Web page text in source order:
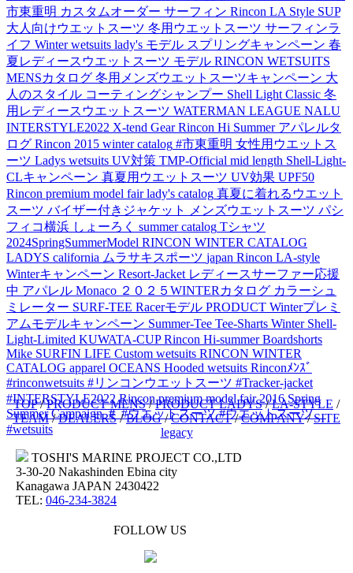
市東重明 カスタムオーダー サーフィン Rincon LA Style SUP
大人向けウエットスーツ 冬用ウエットスーツ サーフィンラ
イフ Winter wetsuits lady's モデル スプリングキャンペーン 春
夏レディースウエットスーツ モデル RINCON WETSUITS
MENSカタログ 冬用メンズウエットスーツキャンペーン 大
人のスタイル コーティングシャンプー Shell Light Classic 冬
用レディースウエットスーツ WATERMAN LEAGUE NALU
INTERSTYLE2022 X-tend Gear Rincon Hi Summer アパレルタ
ログ Rincon 2015 winter catalog #市東重明 女性用ウエットス
ーツ Ladys wetsuits UV対策 TMP-Official mid length Shell-Light-
CLキャンペーン 真夏用ウエットスーツ UV効果 UPF50
Rincon premium model fair lady's catalog 真夏に着れるウエット
スーツ バイザー付きジャケット メンズウエットスーツ パシ
フィコ横浜 しょーろく summer catalog Tシャツ
2024SpringSummerModel RINCON WINTER CATALOG
LADYS california ムラサキスポーツ japan Rincon LA-style
Winterキャンペーン Resort-Jacket レディースサーファー応援
中 アパレル Monaco ２０２５WINTERカタログ カラーシュ
ミレーター SURF-TEE Racerモデル PRODUCT Winterプレミ
アムモデルキャンペーン Summer-Tee Tee-Sharts Winter Shell-
Light-Limited KUWATA-CUP Rincon Hi-summer Boardshorts
Mike SURFIN LIFE Custom wetsuits RINCON WINTER
CATALOG apparel OCEANS Hooded wetsuits Rinconﾒﾝｽﾞ
#rinconwetsuits #リンコンウエットスーツ #Tracker-jacket
#INTERSTYLE2022 Rincon premium model fair 2016 Spring
Summer Campaign ＃ #ウエットスーツ #ウエットスーツ
#wetsuits
TOP/PRODUCT MENS/PRODUCT LADYS/LA-STYLE /
TEAM/DEALERS/BLOG/CONTACT/COMPANY/SITE
legacy
TOSHI'S MARINE PROJECT CO.,LTD
3-30-20 Nakashinden Ebina city
Kanagawa JAPAN 2430422
TEL: 046-234-3824
FOLLOW US